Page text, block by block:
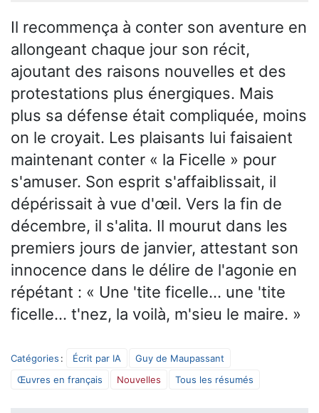
Il recommença à conter son aventure en
allongeant chaque jour son récit,
ajoutant des raisons nouvelles et des
protestations plus énergiques. Mais
plus sa défense était compliquée, moins
on le croyait. Les plaisants lui faisaient
maintenant conter « la Ficelle » pour
s'amuser. Son esprit s'affaiblissait, il
dépérissait à vue d'œil. Vers la fin de
décembre, il s'alita. Il mourut dans les
premiers jours de janvier, attestant son
innocence dans le délire de l'agonie en
répétant : « Une 'tite ficelle… une 'tite
ficelle… t'nez, la voilà, m'sieu le maire. »
Catégories : Écrit par IA
Guy de Maupassant
Œuvres en français
Nouvelles Tous les résumés